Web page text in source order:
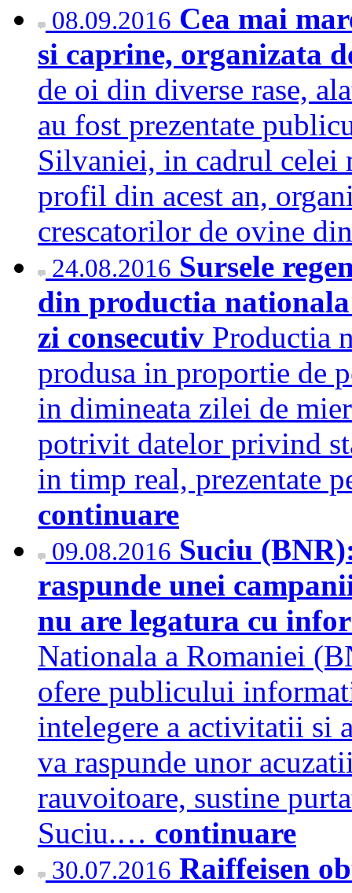
08.09.2016 Cea mai
si caprine, organizata
de oi din diverse rase,
au fost prezentate
Silvaniei, in cadrul celei
profil din acest an,
crescatorilor de ovine
24.08.2016 Sursele
din productia
zi consecutiv Productia
produsa in proportie de
in dimineata zilei de
potrivit datelor privind
in timp real, prezentate
continuare
09.08.2016 Suciu
raspunde unei
nu are legatura cu
Nationala a Romaniei
ofere publicului
intelegere a activitatii si
va raspunde unor
rauvoitoare, sustine
Suciu.… continuare
30.07.2016 Raiffeisen